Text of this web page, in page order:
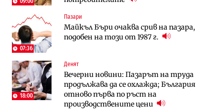
07:36
Пазари
Майкъл Бъри очаква срив на пазара,
подобен на този от 1987 г.
18:00
Денят
Вечерни новини: Пазарът на труда
продължава да се охлажда; България
отново първа по ръст на
производствените цени
10:33
Градоустройство
Столична община избра изпълнител за
преместването на трамвайното
Енергетика
АЕЦ „Козлодуй“ ще работи само още
няколко седмици, ако сушата продължи
To:know
Последни дни с обозначаване на цените
в лева: Какво предстои?
To:know
Какво се променя в България от 1
август?